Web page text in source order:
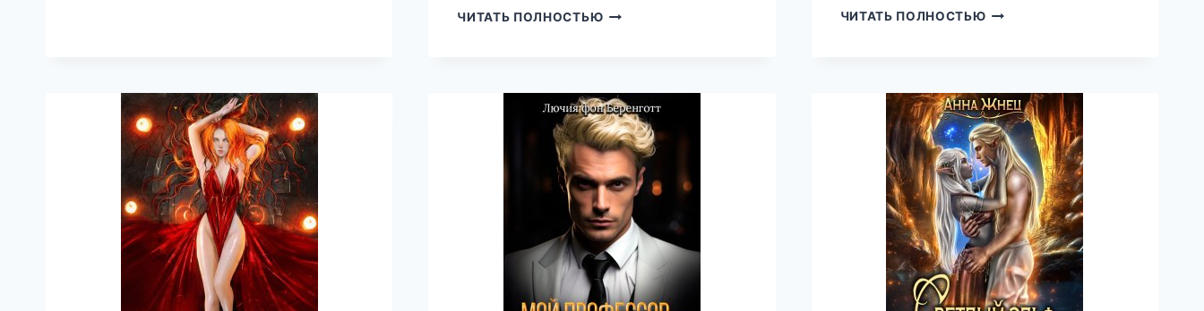
ЧИТАТЬ ПОЛНОСТЬЮ ИСТИННАЯ
ЧИТАТЬ ПОЛНОСТЬЮ ПРИНЦЕССА